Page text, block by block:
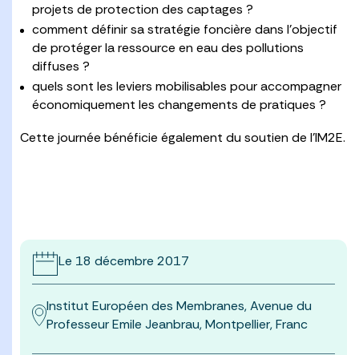
projets de protection des captages ?
comment définir sa stratégie foncière dans l’objectif
de protéger la ressource en eau des pollutions
diffuses ?
quels sont les leviers mobilisables pour accompagner
économiquement les changements de pratiques ?
Cette journée bénéficie également du soutien de l’IM2E.
Le 18 décembre 2017
Institut Européen des Membranes, Avenue du
Professeur Emile Jeanbrau, Montpellier, Franc